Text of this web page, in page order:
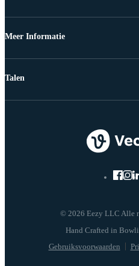
Meer Informatie
© 2026 Eezy LLC Alle
Gebruiksvoorwaarden
Talen